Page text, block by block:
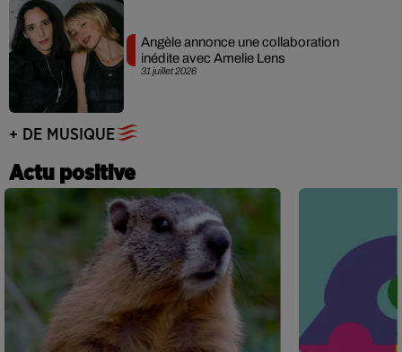
31 juillet 2026
Angèle annonce une collaboration
inédite avec Amelie Lens
+ DE MUSIQUE
Actu positive